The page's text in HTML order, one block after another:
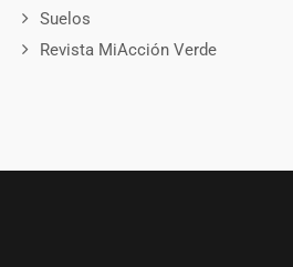
Suelos
Revista MiAcción Verde